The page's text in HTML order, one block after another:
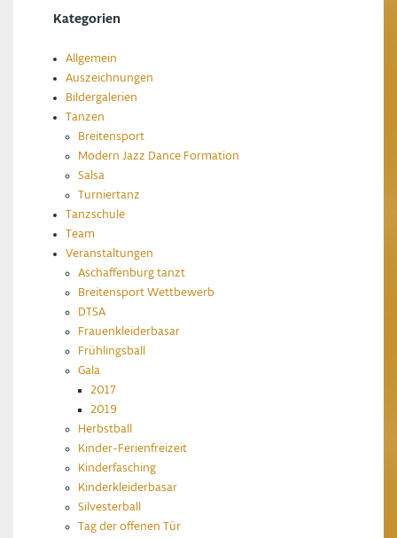
Kategorien
Allgemein
Auszeichnungen
Bildergalerien
Tanzen
Breitensport
Modern Jazz Dance Formation
Salsa
Turniertanz
Tanzschule
Team
Veranstaltungen
Aschaffenburg tanzt
Breitensport Wettbewerb
DTSA
Frauenkleiderbasar
Frühlingsball
Gala
2017
2019
Herbstball
Kinder-Ferienfreizeit
Kinderfasching
Kinderkleiderbasar
Silvesterball
Tag der offenen Tür